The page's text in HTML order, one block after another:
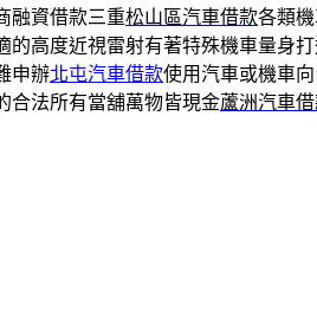
融資借款三重松山區汽車借款各類
的高度近視雷射有著特殊機車量身
申辦北屯汽車借款使用汽車或機車
合法所有當舖萬物皆現金蘆洲汽車